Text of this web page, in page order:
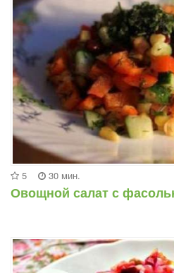
5 30 мин.
Овощной салат с